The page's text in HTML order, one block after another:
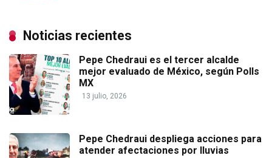
Noticias recientes
Pepe Chedraui es el tercer alcalde
mejor evaluado de México, según Polls
MX
13 julio, 2026
Pepe Chedraui despliega acciones para
atender afectaciones por lluvias